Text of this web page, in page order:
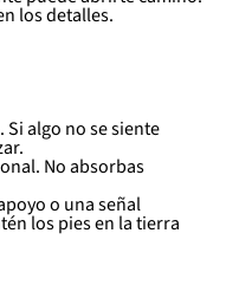
los detalles.
algo no se siente
No absorbas
o una señal
los pies en la tierra